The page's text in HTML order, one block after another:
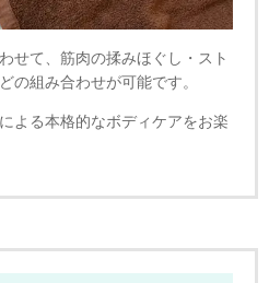
せて、筋肉の揉みほぐし・スト
の組み合わせが可能です。
よる本格的なボディケアをお楽